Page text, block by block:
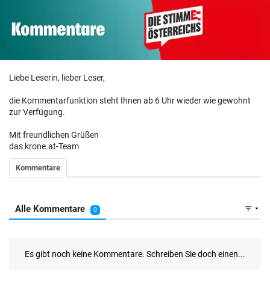
Liebe Leserin, lieber Leser,
die Kommentarfunktion steht Ihnen ab 6 Uhr wieder wie gewohnt
zur Verfügung.
Mit freundlichen Grüßen
das krone.at-Team